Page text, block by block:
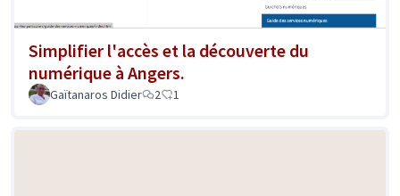
Simplifier l'accès et la découverte du
numérique à Angers.
Gaïtanaros Didier 2 1